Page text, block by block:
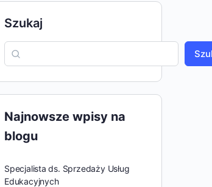
Szukaj
Najnowsze wpisy na
blogu
Specjalista ds. Sprzedaży Usług
Edukacyjnych